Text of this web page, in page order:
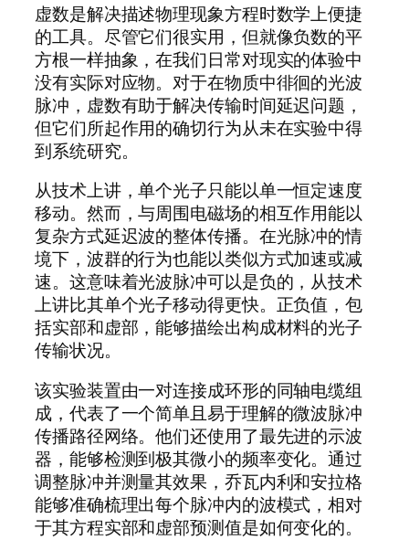
虚数是解决描述物理现象方程时数学上便捷
的工具。尽管它们很实用，但就像负数的平
方根一样抽象，在我们日常对现实的体验中
没有实际对应物。对于在物质中徘徊的光波
脉冲，虚数有助于解决传输时间延迟问题，
但它们所起作用的确切行为从未在实验中得
到系统研究。
从技术上讲，单个光子只能以单一恒定速度
移动。然而，与周围电磁场的相互作用能以
复杂方式延迟波的整体传播。在光脉冲的情
境下，波群的行为也能以类似方式加速或减
速。这意味着光波脉冲可以是负的，从技术
上讲比其单个光子移动得更快。正负值，包
括实部和虚部，能够描绘出构成材料的光子
传输状况。
该实验装置由一对连接成环形的同轴电缆组
成，代表了一个简单且易于理解的微波脉冲
传播路径网络。他们还使用了最先进的示波
器，能够检测到极其微小的频率变化。通过
调整脉冲并测量其效果，乔瓦内利和安拉格
能够准确梳理出每个脉冲内的波模式，相对
于其方程实部和虚部预测值是如何变化的。